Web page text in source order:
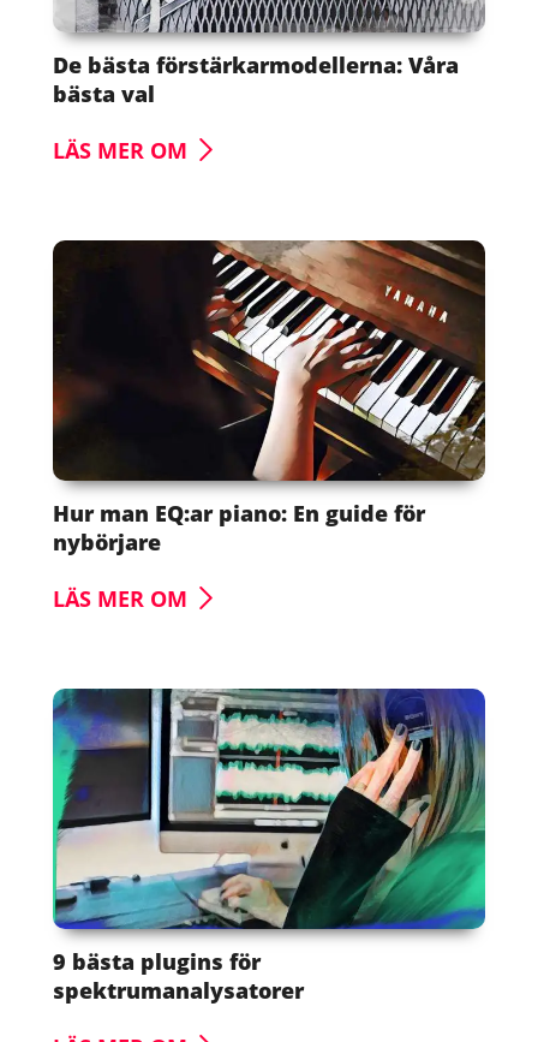
De bästa förstärkarmodellerna: Våra
bästa val
LÄS MER OM
Hur man EQ:ar piano: En guide för
nybörjare
LÄS MER OM
9 bästa plugins för
spektrumanalysatorer